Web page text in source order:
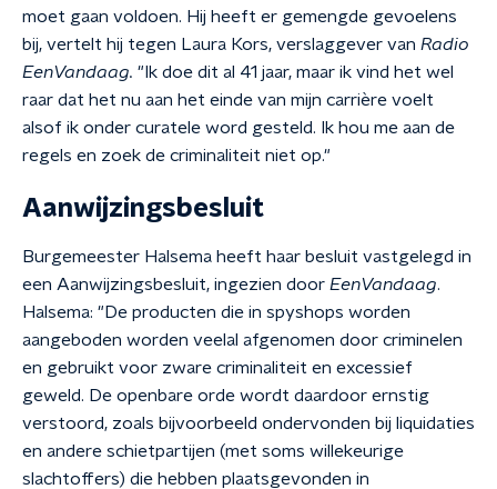
moet gaan voldoen. Hij heeft er gemengde gevoelens
bij, vertelt hij tegen Laura Kors, verslaggever van Radio
EenVandaag. "Ik doe dit al 41 jaar, maar ik vind het wel
raar dat het nu aan het einde van mijn carrière voelt
alsof ik onder curatele word gesteld. Ik hou me aan de
regels en zoek de criminaliteit niet op."
Aanwijzingsbesluit
Burgemeester Halsema heeft haar besluit vastgelegd in
een Aanwijzingsbesluit, ingezien door EenVandaag.
Halsema: "De producten die in spyshops worden
aangeboden worden veelal afgenomen door criminelen
en gebruikt voor zware criminaliteit en excessief
geweld. De openbare orde wordt daardoor ernstig
verstoord, zoals bijvoorbeeld ondervonden bij liquidaties
en andere schietpartijen (met soms willekeurige
slachtoffers) die hebben plaatsgevonden in